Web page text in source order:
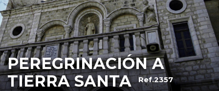
PEREGRINACIÓN A
TIERRA SANTA
Ref.2357